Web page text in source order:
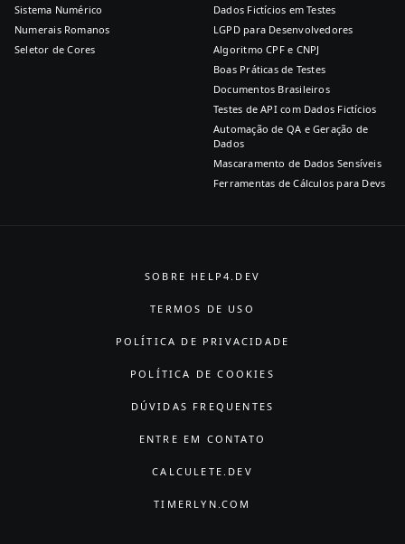
Sistema Numérico
Numerais Romanos
Seletor de Cores
Dados Fictícios em Testes
LGPD para Desenvolvedores
Algoritmo CPF e CNPJ
Boas Práticas de Testes
Documentos Brasileiros
Testes de API com Dados Fictícios
Automação de QA e Geração de
Dados
Mascaramento de Dados Sensíveis
Ferramentas de Cálculos para Devs
SOBRE HELP4.DEV
TERMOS DE USO
POLÍTICA DE PRIVACIDADE
POLÍTICA DE COOKIES
DÚVIDAS FREQUENTES
ENTRE EM CONTATO
CALCULETE.DEV
TIMERLYN.COM